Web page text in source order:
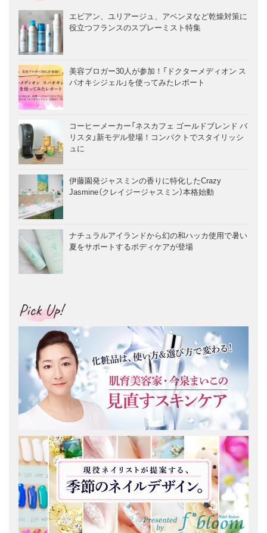
エビアン、ユリアージュ、アベンヌなど乾燥対策に
役立つフランスのスプレーミスト特集
美容ブロガー30人が参加！「ドクターメディオン ス
パオキシジェル」を使ってみたレポート
コーヒーメーカー「ネスカフェ ゴールドブレンド バ
リスタ」新モデル登場！コンパクトでスタイリッシ
ュに
伊藤園発ジャスミンの香りに特化したCrazy
Jasmine（クレイジージャスミン）本格始動
ナチュラルアイランドから幻の和ハッカ使用で暑い
夏をサポートするボディケアが登場
Pick Up!